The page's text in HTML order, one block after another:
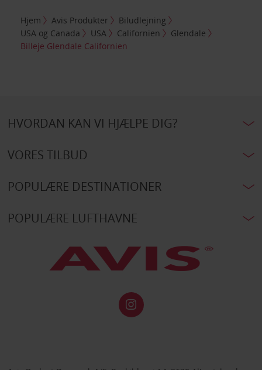
Hjem Avis Produkter
Biludlejning
USA og Canada
USA Californien
Glendale
Billeje Glendale Californien
HVORDAN KAN VI HJÆLPE DIG?
VORES TILBUD
POPULÆRE DESTINATIONER
POPULÆRE LUFTHAVNE